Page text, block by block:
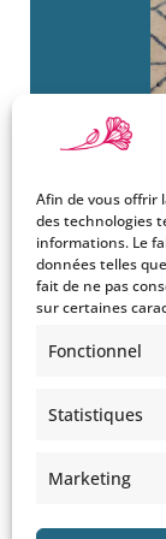
Afin de vous offrir
des technologies
informations. Le
données telles
fait de ne pas
sur certaines
Fonctionnel
Statistiques
Marketing